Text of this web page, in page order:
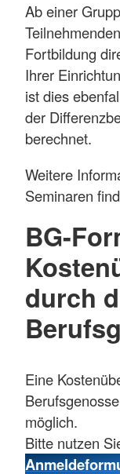
Ab einer
Fortbildung
Ihrer
ist dies
der
berechnet.
Weitere
Seminaren
BG-
durch
Eine
möglich.
Bitte nutzen